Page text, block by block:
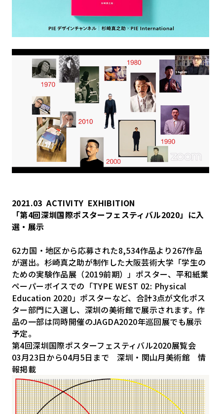
2021.03 ACTIVITY EXHIBITION
「第4回深圳国際ポスターフェスティバル2020」に入
選・展示
62カ国・地区から応募された8,534作品より267作品
が選出。杉崎真之助が制作した大阪芸術大学「学生の
ための実験作品展（2019前期）」ポスター、平和紙業
ペーパーボイスでの「TYPE WEST 02: Physical
Education 2020」ポスターなど、合計3点が文化ポス
ター部門に入選し、深圳の美術館で展示されます。作
品の一部は同時開催のJAGDA2020年巡回展でも展示
予定。
第4回深圳国際ポスターフェスティバル2020展覧会
03月23日から04月5日まで 深圳・関山月美術館情
報掲載